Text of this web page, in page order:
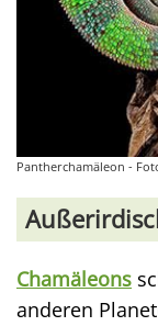
Pantherchamäleon -
Chamäleons
anderen